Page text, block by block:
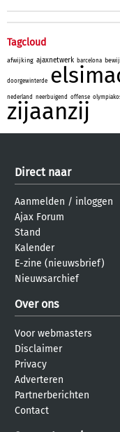
Tagcloud
afwijking ajaxnetwerk barcelona
doorgewinterde
nederland neerbuigend offense
zijaanzij
Direct naar
Aanmelden / inloggen
Ajax Forum
Stand
Kalender
E-zine (nieuwsbrief)
Nieuwsarchief
Over ons
Voor webmasters
Disclaimer
Privacy
Adverteren
Partnerberichten
Contact